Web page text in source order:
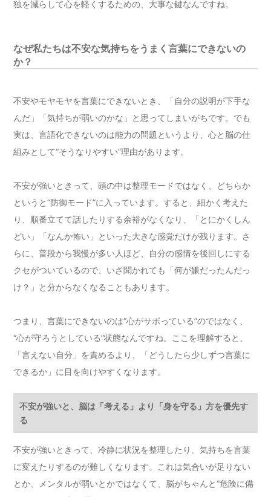
独を減らして心を軽くするための、大事な鍵なんですね。
なぜ私たちは不安な気持ちをうまく言葉にできないの
か？
不安やモヤモヤを言葉にできないとき、「自分の説明が下手な
んだ」「気持ちが弱いのかな」と思ってしまいがちです。でも
実は、言語化できないのは能力の問題というより、心と脳の仕
組みとして“そうなりやすい”理由があります。
不安が強いときって、頭の中は整理モードではなく、どちらか
というと“防御モード”に入っています。すると、細かく考えた
り、順番立てて話したりする余裕がなくなり、「とにかくしん
どい」「なんか怖い」といった大きな感覚だけが残ります。さ
らに、普段から我慢が多い人ほど、自分の感情を後回しにする
クセがついているので、いざ聞かれても「何が嫌だったんだっ
け？」と分からなくなることもあります。
つまり、言葉にできないのは“心がサボっている”のではなく、
“心が守ろうとしている”状態なんですね。ここを理解すると、
「言えない自分」を責めるより、「どうしたら少しずつ言葉に
できるか」に目を向けやすくなります。
不安が強いと、脳は「考える」より「身を守る」方を優先す
る
不安が強いときって、冷静に状況を整理したり、気持ちを言葉
に変えたりするのが難しくなります。これは気合いが足りない
とか、メンタルが弱いとかではなくて、脳がちゃんと“危険に備